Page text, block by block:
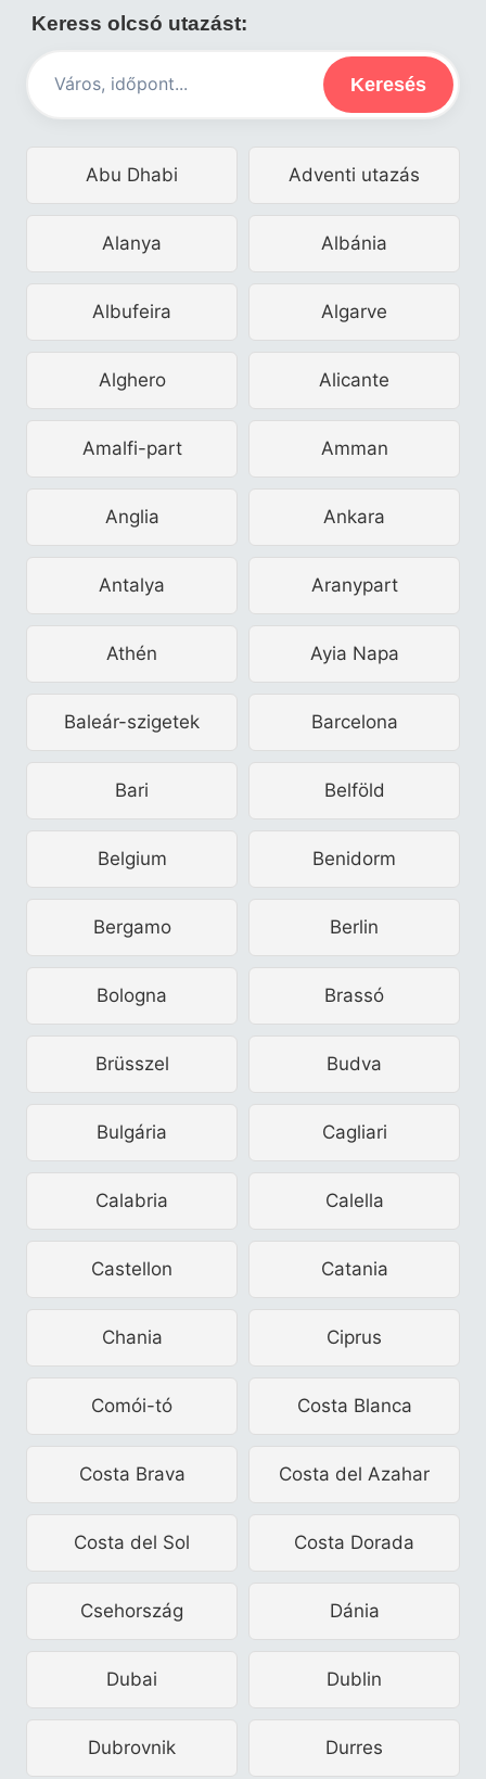
Keress olcsó utazást:
Keresés
Abu Dhabi Adventi utazás
Alanya Albánia
Albufeira Algarve
Alghero Alicante
Amalfi-part Amman
Anglia Ankara
Antalya Aranypart
Athén Ayia Napa
Baleár-szigetek Barcelona
Bari Belföld
Belgium Benidorm
Bergamo Berlin
Bologna Brassó
Brüsszel Budva
Bulgária Cagliari
Calabria Calella
Castellon Catania
Chania Ciprus
Comói-tó Costa Blanca
Costa Brava Costa del Azahar
Costa del Sol Costa Dorada
Csehország Dánia
Dubai Dublin
Dubrovnik Durres